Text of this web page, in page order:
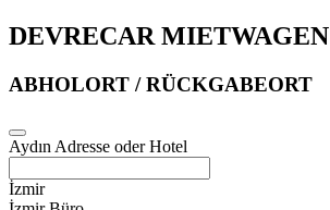
DEVRECAR MIETWAGEN
ABHOLORT / RÜCKGABEORT
Aydın Adresse oder Hotel
İzmir